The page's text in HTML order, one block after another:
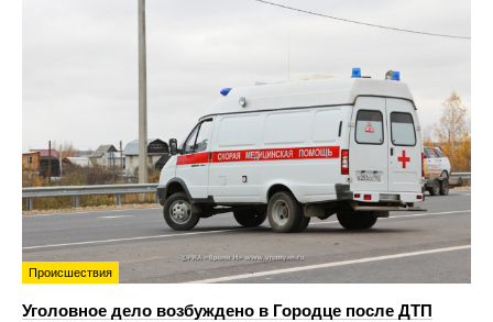
Происшествия
Уголовное дело возбуждено в Городце после ДТП